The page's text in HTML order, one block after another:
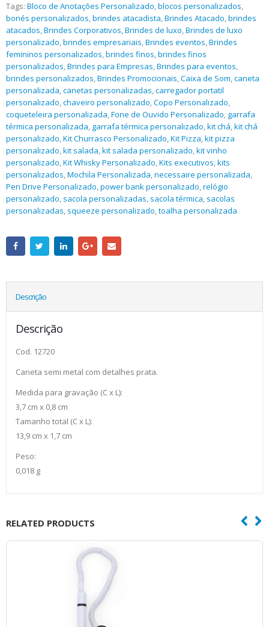
Tags: Bloco de Anotações Personalizado,blocos personalizados,
bonés personalizados,brindes atacadista,Brindes Atacado,brindes
atacados,Brindes Corporativos,Brindes de luxo,Brindes de luxo
personalizado,brindes empresariais,Brindes eventos,Brindes
femininos personalizados,brindes finos,brindes finos
personalizados,Brindes para Empresas,Brindes para eventos,
brindes personalizados,Brindes Promocionais,Caixa de Som,caneta
personalizada,canetas personalizadas,carregador portatil
personalizado,chaveiro personalizado,Copo Personalizado,
coqueteleira personalizada,Fone de Ouvido Personalizado, garrafa
térmica personalizada, garrafa térmica personalizado,kit chá,kit chá
personalizado,Kit Churrasco Personalizado,Kit Pizza,kit pizza
personalizado,kit salada,kit salada personalizado,kit vinho
personalizado,Kit Whisky Personalizado,Kits executivos,kits
personalizados,Mochila Personalizada,necessaire personalizada,
Pen Drive Personalizado,power bank personalizado,relógio
personalizado, sacola personalizadas, sacola térmica, sacolas
personalizadas, squeeze personalizado,toalha personalizada
Descrição
Descrição
Cod. 12720
Caneta semi metal com detalhes prata.
Medida para gravação (C x L):
3,7 cm x 0,8 cm
Tamanho total (C x L):
13,9 cm x 1,7 cm
Peso:
0,018 g
RELATED PRODUCTS